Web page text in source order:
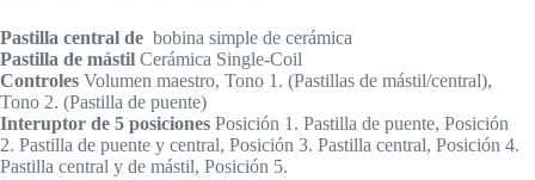
Pastilla central de bobina simple de cerámica
Pastilla de mástil Cerámica Single-Coil
Controles Volumen maestro, Tono 1. (Pastillas de mástil/central),
Tono 2. (Pastilla de puente)
Interuptor de 5 posiciones Posición 1. Pastilla de puente, Posición
2. Pastilla de puente y central, Posición 3. Pastilla central, Posición 4.
Pastilla central y de mástil, Posición 5.